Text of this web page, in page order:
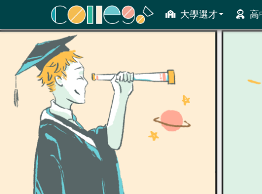
大學選才 高